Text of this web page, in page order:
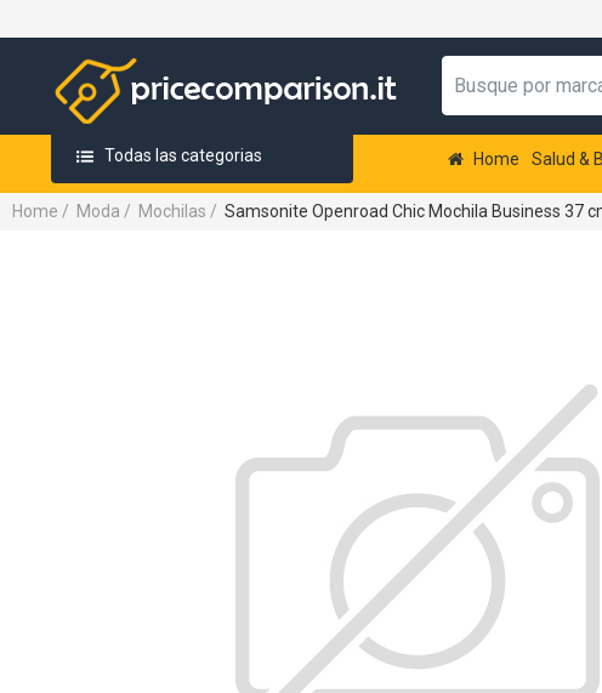
Todas las categorias Home Salud &
Home / Moda / Mochilas / Samsonite Openroad Chic Mochila Business 37